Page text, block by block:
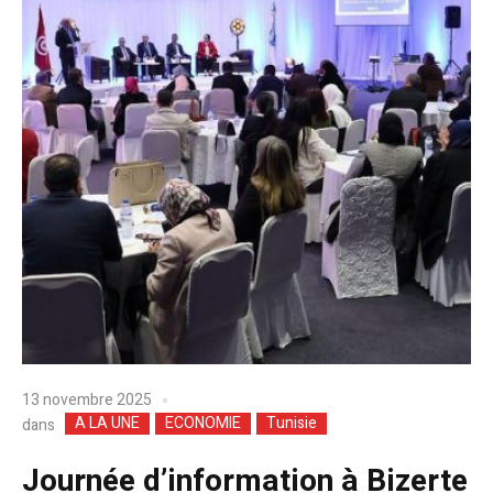
13 novembre 2025
dans
A LA UNE ECONOMIE Tunisie
Journée d’information à Bizerte